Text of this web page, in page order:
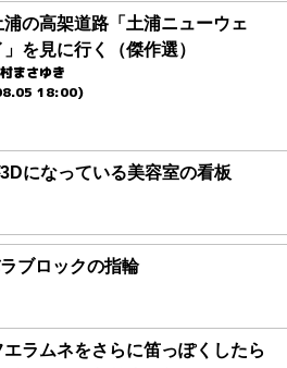
浦の高架道路「土浦ニューウェ
」を見に行く（傑作選）
まさゆき
18:00)
になっている美容室の看板
ブロックの指輪
エラムネをさらに笛っぽくしたら